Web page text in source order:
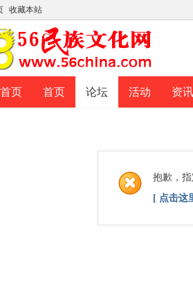
收藏本站
页 首页 论坛 活动 资讯
抱歉，
[ 点击这